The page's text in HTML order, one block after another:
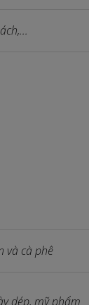
và cà phê
dép, mỹ phẩm